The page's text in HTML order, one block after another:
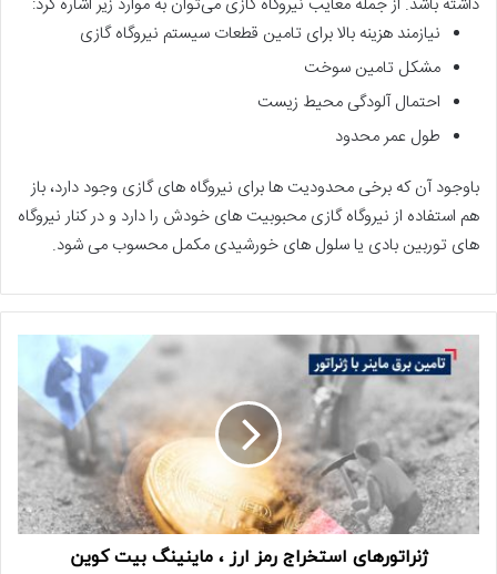
نیازمند هزینه بالا برای تامین قطعات سیستم نیروگاه گازی
مشکل تامین سوخت
احتمال آلودگی محیط زیست
طول عمر محدود
باوجود آن که برخی محدودیت ها برای نیروگاه های گازی وجود دارد، باز
هم استفاده از نیروگاه گازی محبوبیت های خودش را دارد و در کنار نیروگاه
های توربین بادی یا سلول های خورشیدی مکمل محسوب می شود.
ژنراتورهای استخراج رمز ارز ، ماینینگ بیت کوین